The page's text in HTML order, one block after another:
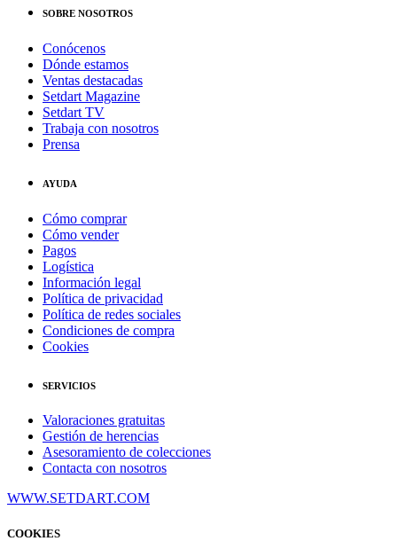
SOBRE NOSOTROS
Conócenos
Dónde estamos
Ventas destacadas
Setdart Magazine
Setdart TV
Trabaja con nosotros
Prensa
AYUDA
Cómo comprar
Cómo vender
Pagos
Logística
Información legal
Política de privacidad
Política de redes sociales
Condiciones de compra
Cookies
SERVICIOS
Valoraciones gratuitas
Gestión de herencias
Asesoramiento de colecciones
Contacta con nosotros
WWW.SETDART.COM
COOKIES